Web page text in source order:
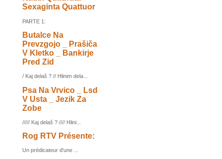
Sexaginta Quattuor
PARTE 1:
Butalce Na
Prevzgojo _ Prašiča
V Kletko _ Bankirje
Pred Zid
/ Kaj delaš ? // Hlinim dela...
Psa Na Vrvico _ Lsd
V Usta _ Jezik Za
Zobe
///// Kaj delaš ? //// Hlini...
Rog RTV Présente:
Un prédicateur d'une ...